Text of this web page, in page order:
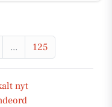
... 125
nyt